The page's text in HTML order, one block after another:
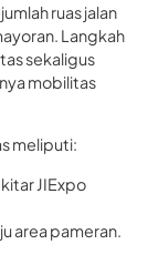
ruas jalan
Langkah
sekaligus
mobilitas
meliputi:
JIExpo
area pameran.